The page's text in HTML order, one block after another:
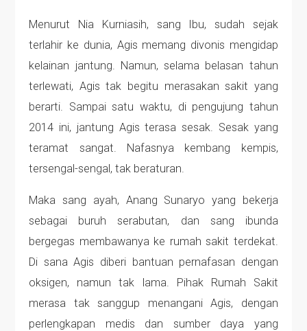
Menurut Nia Kurniasih, sang Ibu, sudah sejak
terlahir ke dunia, Agis memang divonis mengidap
kelainan jantung. Namun, selama belasan tahun
terlewati, Agis tak begitu merasakan sakit yang
berarti. Sampai satu waktu, di pengujung tahun
2014 ini, jantung Agis terasa sesak. Sesak yang
teramat sangat. Nafasnya kembang kempis,
tersengal-sengal, tak beraturan.
Maka sang ayah, Anang Sunaryo yang bekerja
sebagai buruh serabutan, dan sang ibunda
bergegas membawanya ke rumah sakit terdekat.
Di sana Agis diberi bantuan pernafasan dengan
oksigen, namun tak lama. Pihak Rumah Sakit
merasa tak sanggup menangani Agis, dengan
perlengkapan medis dan sumber daya yang